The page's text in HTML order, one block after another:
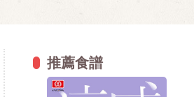
推薦食譜